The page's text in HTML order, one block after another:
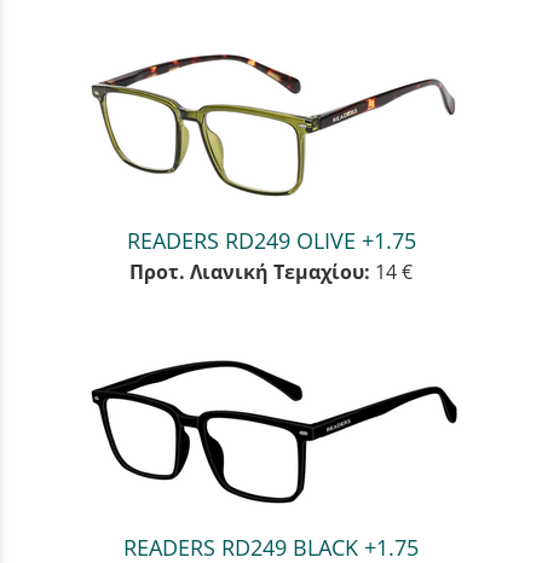
READERS RD249 OLIVE +1.75
Προτ. Λιανική Τεμαχίου: 14 €
READERS RD249 BLACK +1.75